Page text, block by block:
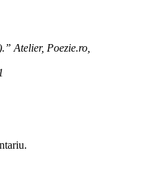
Atelier, Poezie.ro,